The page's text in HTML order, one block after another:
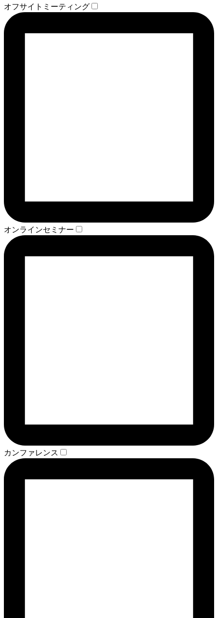
オフサイトミーティング
オンラインセミナー
カンファレンス